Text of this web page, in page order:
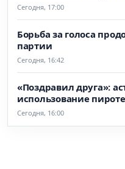
Сегодня, 17:00
Борьба за голоса
партии
Сегодня, 16:42
«Поздравил друга»:
использование
Сегодня, 16:00